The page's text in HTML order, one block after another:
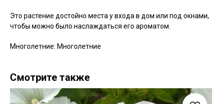
Это растение достойно места у входа в дом или под окнами,
чтобы можно было наслаждаться его ароматом.
Многолетние: Многолетние
Смотрите также